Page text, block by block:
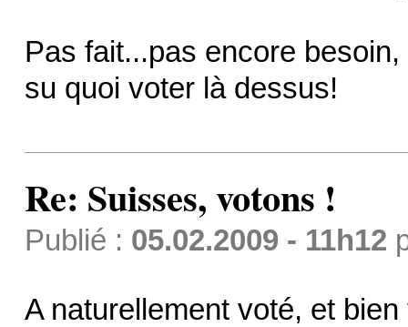
Pas fait...pas encore
su quoi voter là dessus!
Re: Suisses, votons !
Publié : 05.02.2009 - 11h12
A naturellement voté, et bien